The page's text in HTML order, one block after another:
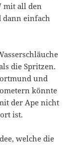
mit all den
einfach
die Spritzen.
und
könnte
der Ape nicht
ist.
welche die